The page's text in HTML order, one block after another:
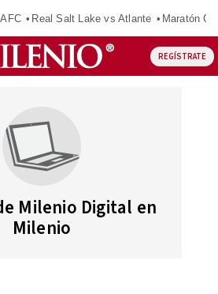
Real Salt Lake vs Atlante Maratón
REGÍSTRATE
Milenio Digital en
Milenio